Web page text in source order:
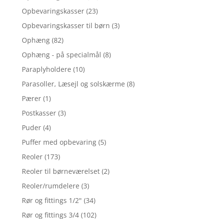
Opbevaringskasser (23)
Opbevaringskasser til børn (3)
Ophæng (82)
Ophæng - på specialmål (8)
Paraplyholdere (10)
Parasoller, Læsejl og solskærme (8)
Pærer (1)
Postkasser (3)
Puder (4)
Puffer med opbevaring (5)
Reoler (173)
Reoler til børneværelset (2)
Reoler/rumdelere (3)
Rør og fittings 1/2" (34)
Rør og fittings 3/4 (102)